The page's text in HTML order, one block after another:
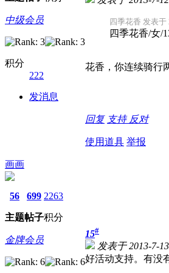
中级会员
积分
222
发消息
四季花香 发表于
四季花香/女/
花香，你连续骑行
回复 支持 反对
使用道具 举报
画画
56
主题
699
帖子
2263
积分
金牌会员
15#
发表于 2013-7-
好活动支持。有没